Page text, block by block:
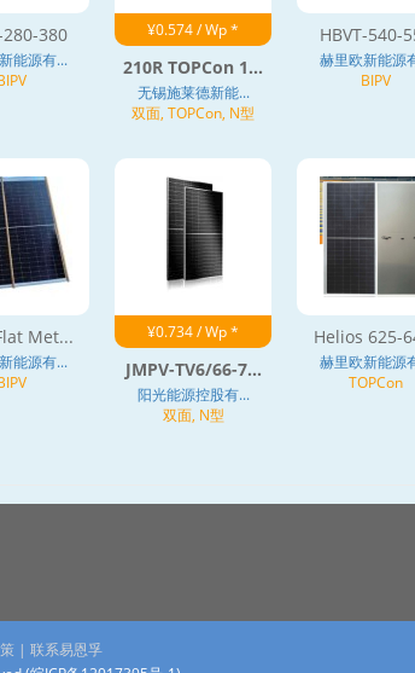
280-380
能源有...
¥0.574 / Wp *
210R TOPCon 1...
无锡施莱德新能...
双面, TOPCon, N型
HBVT-540-
赫里欧新能源
BIPV
Met...
能源有...
¥0.734 / Wp *
JMPV-TV6/66-7...
阳光能源控股有...
双面, N型
Helios 625-
赫里欧新能源
TOPCon
| 联系易恩孚